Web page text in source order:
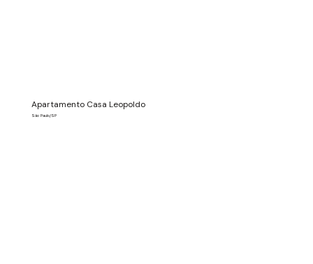
Apartamento Casa Leopoldo
São Paulo/SP